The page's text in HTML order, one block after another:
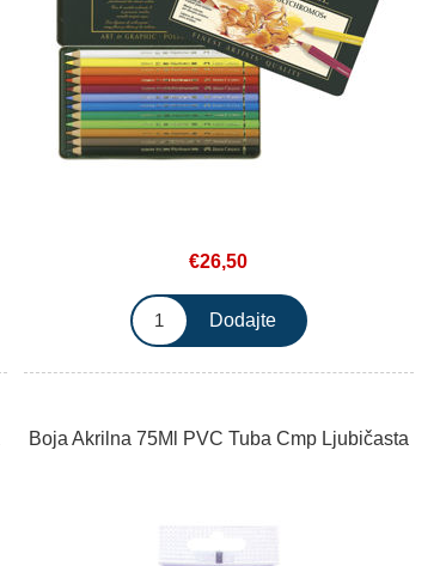
€26,50
Boja Akrilna 75Ml PVC Tuba Cmp Ljubičasta